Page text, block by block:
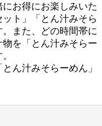
お得にお楽しみいた
ト」「とん汁みそら
また、どの時間帯に
を「とん汁みそらー
ん汁みそらーめん」